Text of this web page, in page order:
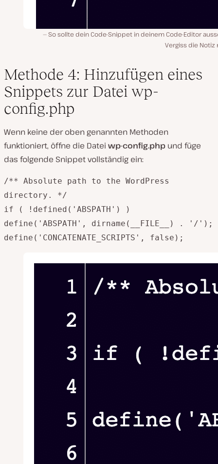
So sollte dein Code-Snippet in deinem Code-Editor
Vergiss die Notiz
Methode 4: Hinzufügen eines
Snippets zur Datei wp-
config.php
Wenn keine der oben genannten Methoden
funktioniert, öffne die Datei wp-config.php und füge
das folgende Snippet vollständig ein:
/** Absolute path to the WordPress
directory. */
if ( !defined('ABSPATH') )
define('ABSPATH', dirname(__FILE__) . '/');
define('CONCATENATE_SCRIPTS', false);